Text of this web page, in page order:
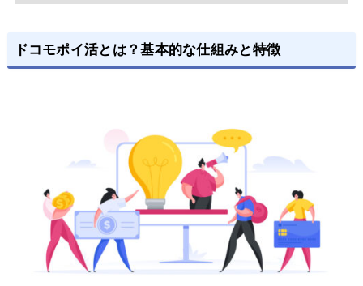
ドコモポイ活とは？基本的な仕組みと特徴